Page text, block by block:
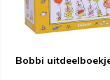
Bobbi